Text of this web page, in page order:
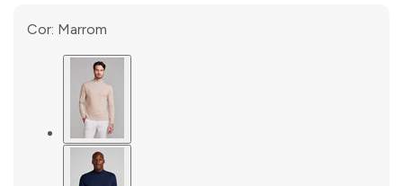
Cor: Marrom